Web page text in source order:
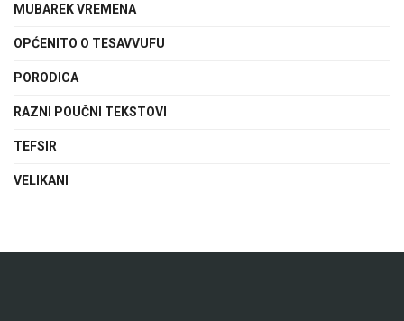
MUBAREK VREMENA
OPĆENITO O TESAVVUFU
PORODICA
RAZNI POUČNI TEKSTOVI
TEFSIR
VELIKANI